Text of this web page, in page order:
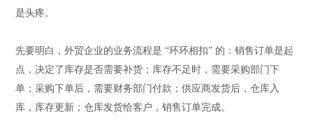
是头疼 。
先要明白，外贸企业的业务流程是 “环环相扣” 的：销售订单是起
点，决定了库存是否需要补货；库存不足时，需要采购部门下
单；采购下单后，需要财务部门付款；供应商发货后，仓库入
库，库存更新；仓库发货给客户，销售订单完成。